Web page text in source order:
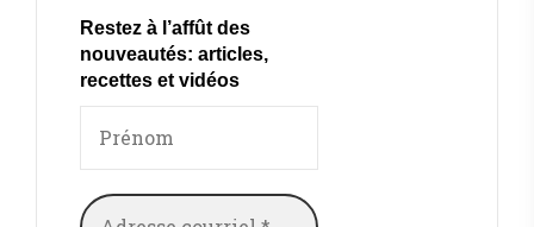
Restez à l’affût des
nouveautés: articles,
recettes et vidéos